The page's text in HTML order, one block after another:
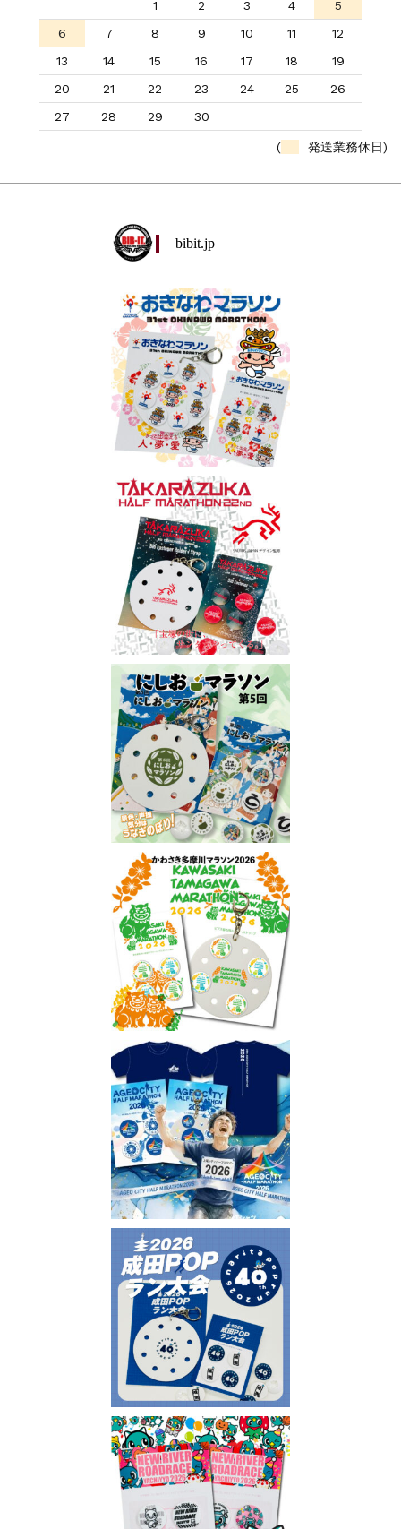
1 2 3 4
5
6
7 8 9 10 11
12
13
14 15 16 17 18
19
20
21 22 23 24 25
26
27
28 29 30
( 発送業務休日)
bibit.jp